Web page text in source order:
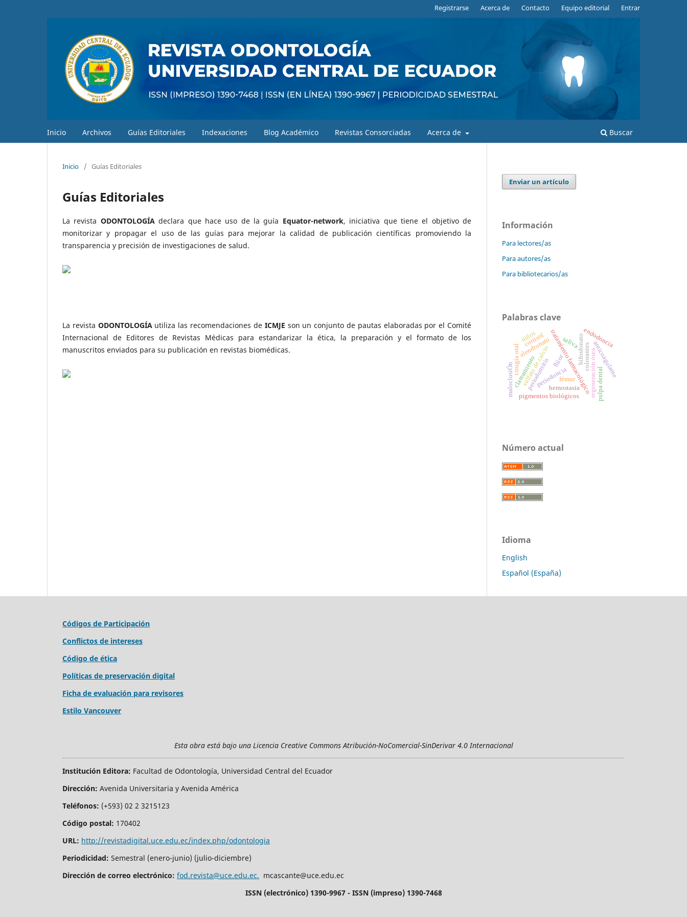
Inicio Archivos Guías Editoriales Indexaciones Blog Académico Revistas Consorciadas Acerca de Buscar
Registrarse Acerca de Contacto Equipo editorial Entrar
Inicio / Guías Editoriales
Guías Editoriales
La revista ODONTOLOGÍAdeclara que hace uso de la guía Equator-network, iniciativa que tiene el objetivo de
monitorizar y propagar el uso de las guías para mejorar la calidad de publicación científicas promoviendo la
transparencia y precisión de investigaciones de salud.
La revista ODONTOLOGÍAutiliza las recomendaciones de ICMJE son un conjunto de pautas elaboradas por el Comité
Internacional de Editores de Revistas Médicas para estandarizar la ética, la preparación y el formato de los
manuscritos enviados para su publicación en revistas biomédicas.
Enviar un artículo
Información
Para lectores/as
Para autores/as
Para bibliotecarios/as
Palabras clave
periodoncia
periodontitistratamiento farmacológicoregeneración ósea
fémur
sulfato de calcio
alendronato bifosfonato
cirugía oral anticoagulante
hemostasia
clareamiento colorantes
pigmentos biológicos
endodoncia
pulpa dental
maloclusiÓn
flúor
cortisol saliva
niños
Número actual
Idioma
English
Español (España)
Códigos de Participación
Conflictos de intereses
Código de ética
Políticas de preservación digital
Ficha de evaluación para revisores
Estilo Vancouver
Esta obra está bajo una Licencia Creative Commons Atribución-NoComercial-SinDerivar 4.0 Internacional
Institución Editora: Facultad de Odontología, Universidad Central del Ecuador
Dirección: Avenida Universitaria y Avenida América
Teléfonos: (+593) 02 2 3215123
Código postal: 170402
URL: http://revistadigital.uce.edu.ec/index.php/odontologia
Periodicidad: Semestral (enero-junio) (julio-diciembre)
Dirección de correo electrónico: fod.revista@uce.edu.ec. mcascante@uce.edu.ec
ISSN (electrónico) 1390-9967 - ISSN (impreso) 1390-7468